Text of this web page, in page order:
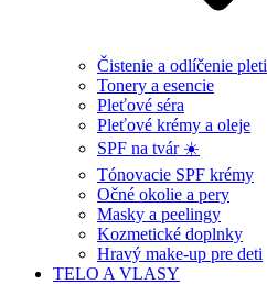
Čistenie a odlíčenie pleti
Tonery a esencie
Pleťové séra
Pleťové krémy a oleje
SPF na tvár ☀️
Tónovacie SPF krémy
Očné okolie a pery
Masky a peelingy
Kozmetické doplnky
Hravý make-up pre deti
TELO A VLASY